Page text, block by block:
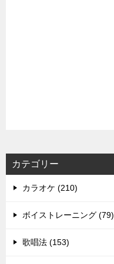
カテゴリー
カラオケ (210)
ボイストレーニング (79)
歌唱法 (153)